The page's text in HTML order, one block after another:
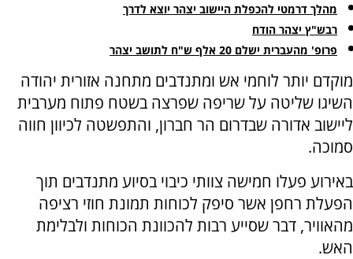
מהלך דרמטי להכפלת היישוב יצהר יוצא לדרך
רבש"ץ יצהר הודח
פרופ' מהעברית ישלם 20 אלף ש"ח לתושב יצהר
מוקדם יותר לוחמי אש ומתנדבים מתחנה אזורית יהודה
השיגו שליטה על שריפה שפרצה בשטח פתוח מערבית
ליישוב אדורה שבדרום הר חברון, והתפשטה לכיוון חווה
סמוכה.
באירוע פעלו חמישה צוותי כיבוי בסיוע מתנדבים תוך
הפעלת רחפן אשר סיפק לכוחות תמונת חוזי רציפה
מהאוויר, דבר שסייע רבות להכוונת הכוחות ולבלימת
האש.